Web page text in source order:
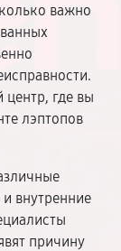
важно
где вы
лэптопов
внутренние
причину